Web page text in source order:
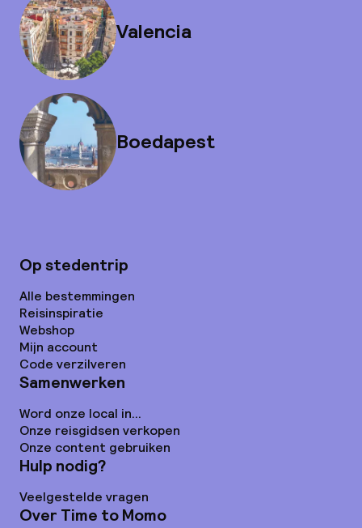
Valencia
Boedapest
Op stedentrip
Alle bestemmingen
Reisinspiratie
Webshop
Mijn account
Code verzilveren
Samenwerken
Word onze local in...
Onze reisgidsen verkopen
Onze content gebruiken
Hulp nodig?
Veelgestelde vragen
Over Time to Momo